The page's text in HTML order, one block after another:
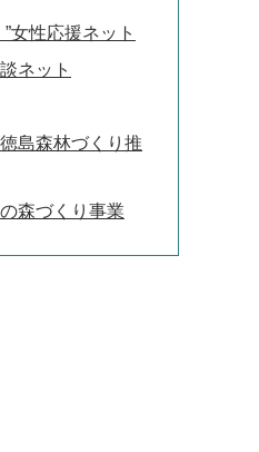
女性応援ネット
ネット
島森林づくり推
森づくり事業